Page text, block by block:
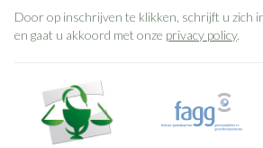
Door op inschrijven te klikken, schrijft u zich
en gaat u akkoord met onze privacy policy.